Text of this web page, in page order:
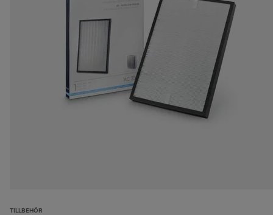
TILLBEHÖR